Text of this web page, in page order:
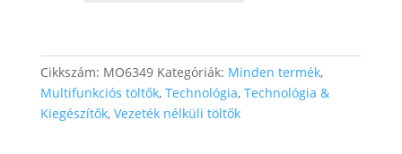
Cikkszám: MO6349 Kategóriák: Minden termék,
Multifunkciós töltők, Technológia, Technológia &
Kiegészítők, Vezeték nélküli töltők